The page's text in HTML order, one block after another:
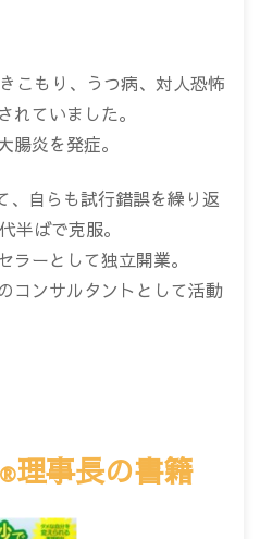
こもり、うつ病、対人恐怖
れていました。
腸炎を発症。
、自らも試行錯誤を繰り返
半ばで克服。
ラーとして独立開業。
コンサルタントとして活動
®理事長の書籍